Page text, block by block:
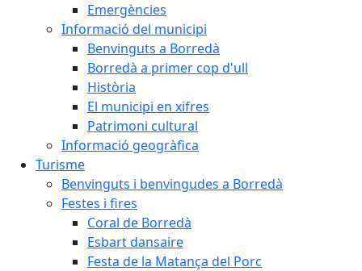
Emergències
Informació del municipi
Benvinguts a Borredà
Borredà a primer cop d'ull
Història
El municipi en xifres
Patrimoni cultural
Informació geogràfica
Turisme
Benvinguts i benvingudes a Borredà
Festes i fires
Coral de Borredà
Esbart dansaire
Festa de la Matança del Porc